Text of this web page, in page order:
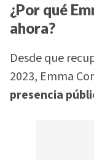
¿Por qué
ahora?
Desde que
2023, Emma
presencia